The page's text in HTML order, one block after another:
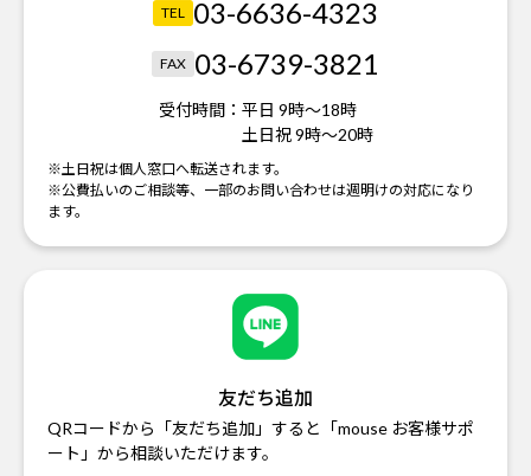
TEL 03-6636-4323
FAX 03-6739-3821
受付時間： 平日 9時～18時
土日祝 9時～20時
※土日祝は個人窓口へ転送されます。
※公費払いのご相談等、一部のお問い合わせは週明けの対応になり
ます。
友だち追加
QRコードから「友だち追加」すると「mouse お客様サポ
ート」から相談いただけます。